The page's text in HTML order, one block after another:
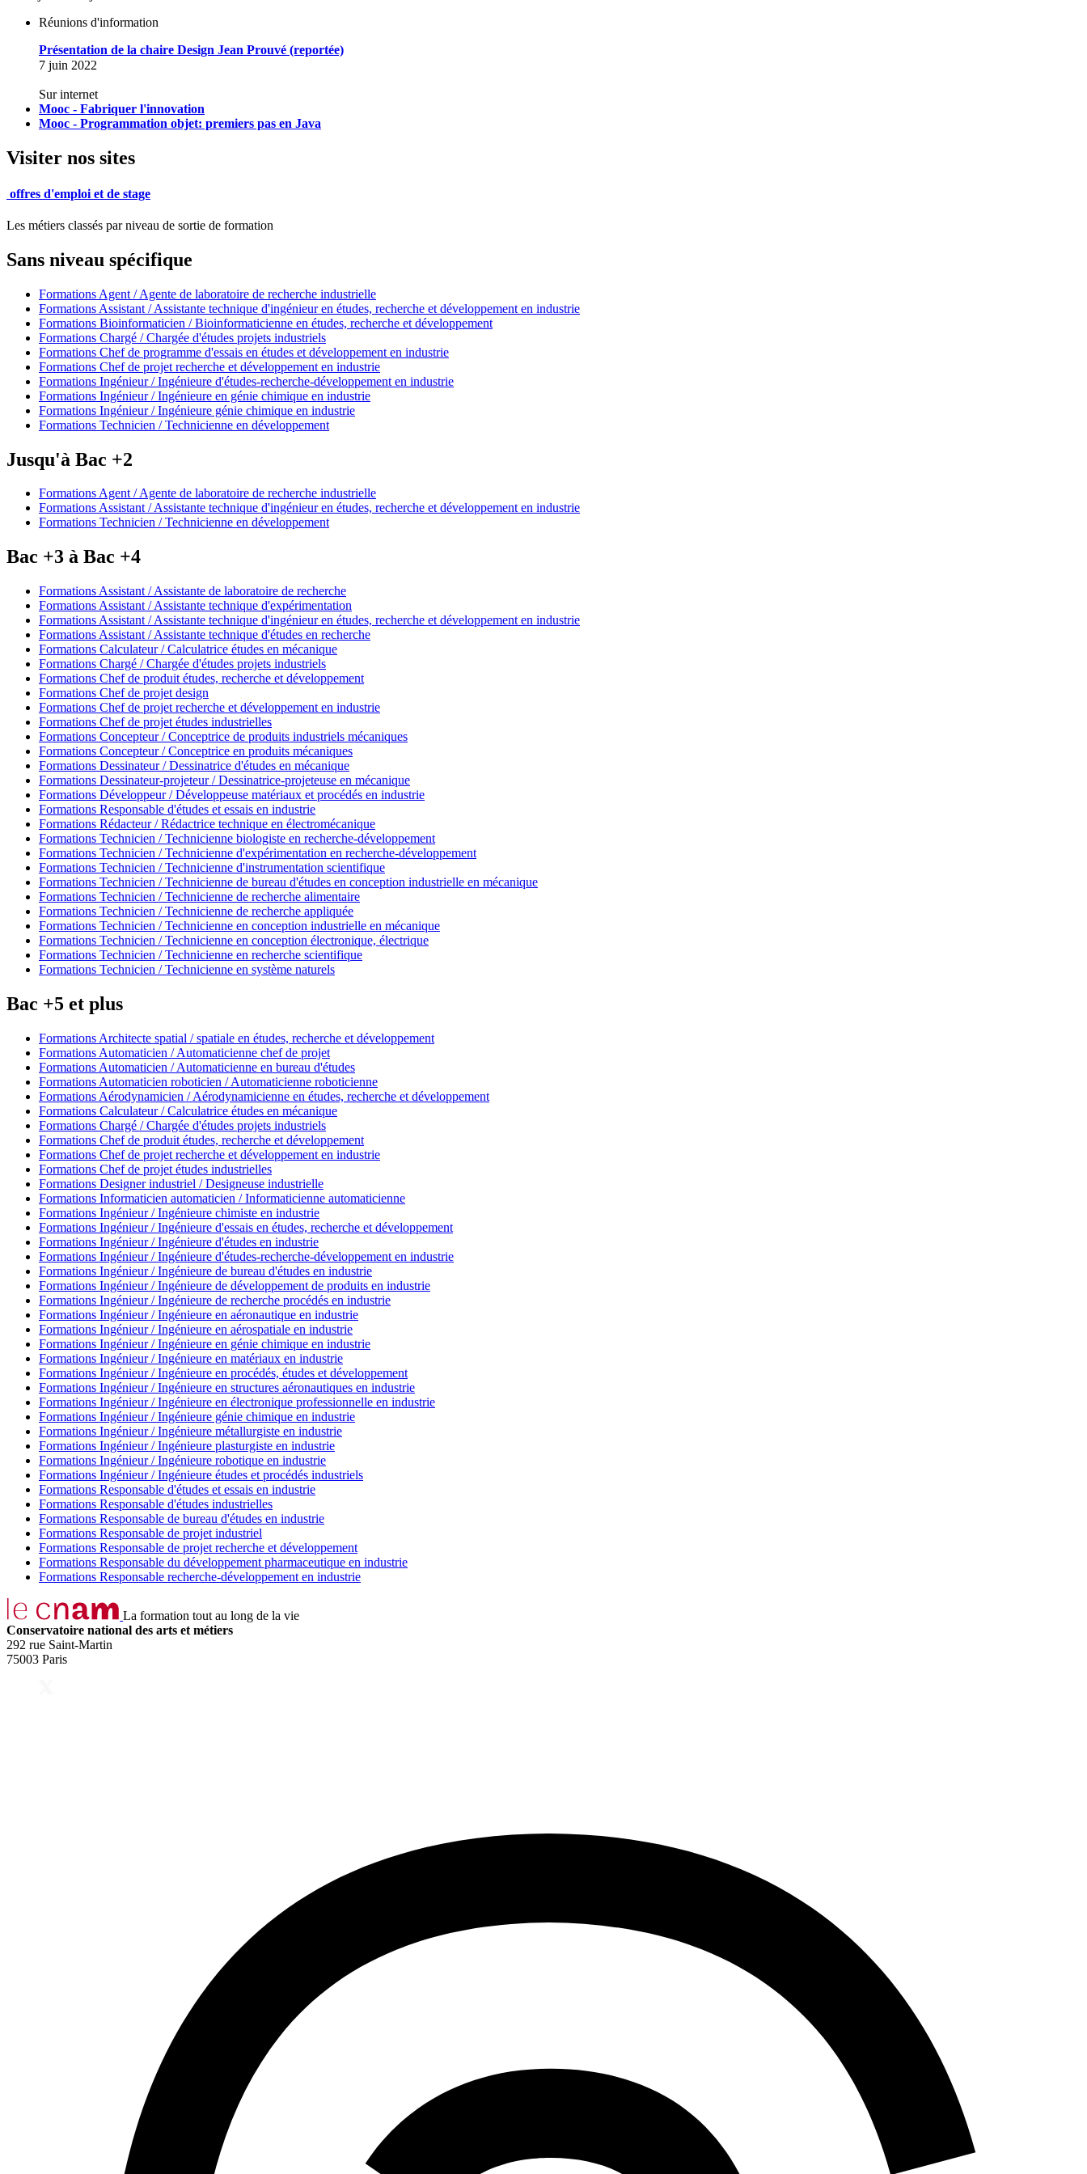
Réunions d'information
Présentation de la chaire Design Jean Prouvé (reportée)
7 juin 2022
Sur internet
Mooc - Fabriquer l'innovation
Mooc - Programmation objet: premiers pas en Java
Visiter nos sites
offres d'emploi et de stage
Les métiers classés par niveau de sortie de formation
Sans niveau spécifique
Formations Agent / Agente de laboratoire de recherche industrielle
Formations Assistant / Assistante technique d'ingénieur en études, recherche et développement en industrie
Formations Bioinformaticien / Bioinformaticienne en études, recherche et développement
Formations Chargé / Chargée d'études projets industriels
Formations Chef de programme d'essais en études et développement en industrie
Formations Chef de projet recherche et développement en industrie
Formations Ingénieur / Ingénieure d'études-recherche-développement en industrie
Formations Ingénieur / Ingénieure en génie chimique en industrie
Formations Ingénieur / Ingénieure génie chimique en industrie
Formations Technicien / Technicienne en développement
Jusqu'à Bac +2
Formations Agent / Agente de laboratoire de recherche industrielle
Formations Assistant / Assistante technique d'ingénieur en études, recherche et développement en industrie
Formations Technicien / Technicienne en développement
Bac +3 à Bac +4
Formations Assistant / Assistante de laboratoire de recherche
Formations Assistant / Assistante technique d'expérimentation
Formations Assistant / Assistante technique d'ingénieur en études, recherche et développement en industrie
Formations Assistant / Assistante technique d'études en recherche
Formations Calculateur / Calculatrice études en mécanique
Formations Chargé / Chargée d'études projets industriels
Formations Chef de produit études, recherche et développement
Formations Chef de projet design
Formations Chef de projet recherche et développement en industrie
Formations Chef de projet études industrielles
Formations Concepteur / Conceptrice de produits industriels mécaniques
Formations Concepteur / Conceptrice en produits mécaniques
Formations Dessinateur / Dessinatrice d'études en mécanique
Formations Dessinateur-projeteur / Dessinatrice-projeteuse en mécanique
Formations Développeur / Développeuse matériaux et procédés en industrie
Formations Responsable d'études et essais en industrie
Formations Rédacteur / Rédactrice technique en électromécanique
Formations Technicien / Technicienne biologiste en recherche-développement
Formations Technicien / Technicienne d'expérimentation en recherche-développement
Formations Technicien / Technicienne d'instrumentation scientifique
Formations Technicien / Technicienne de bureau d'études en conception industrielle en mécanique
Formations Technicien / Technicienne de recherche alimentaire
Formations Technicien / Technicienne de recherche appliquée
Formations Technicien / Technicienne en conception industrielle en mécanique
Formations Technicien / Technicienne en conception électronique, électrique
Formations Technicien / Technicienne en recherche scientifique
Formations Technicien / Technicienne en système naturels
Bac +5 et plus
Formations Architecte spatial / spatiale en études, recherche et développement
Formations Automaticien / Automaticienne chef de projet
Formations Automaticien / Automaticienne en bureau d'études
Formations Automaticien roboticien / Automaticienne roboticienne
Formations Aérodynamicien / Aérodynamicienne en études, recherche et développement
Formations Calculateur / Calculatrice études en mécanique
Formations Chargé / Chargée d'études projets industriels
Formations Chef de produit études, recherche et développement
Formations Chef de projet recherche et développement en industrie
Formations Chef de projet études industrielles
Formations Designer industriel / Designeuse industrielle
Formations Informaticien automaticien / Informaticienne automaticienne
Formations Ingénieur / Ingénieure chimiste en industrie
Formations Ingénieur / Ingénieure d'essais en études, recherche et développement
Formations Ingénieur / Ingénieure d'études en industrie
Formations Ingénieur / Ingénieure d'études-recherche-développement en industrie
Formations Ingénieur / Ingénieure de bureau d'études en industrie
Formations Ingénieur / Ingénieure de développement de produits en industrie
Formations Ingénieur / Ingénieure de recherche procédés en industrie
Formations Ingénieur / Ingénieure en aéronautique en industrie
Formations Ingénieur / Ingénieure en aérospatiale en industrie
Formations Ingénieur / Ingénieure en génie chimique en industrie
Formations Ingénieur / Ingénieure en matériaux en industrie
Formations Ingénieur / Ingénieure en procédés, études et développement
Formations Ingénieur / Ingénieure en structures aéronautiques en industrie
Formations Ingénieur / Ingénieure en électronique professionnelle en industrie
Formations Ingénieur / Ingénieure génie chimique en industrie
Formations Ingénieur / Ingénieure métallurgiste en industrie
Formations Ingénieur / Ingénieure plasturgiste en industrie
Formations Ingénieur / Ingénieure robotique en industrie
Formations Ingénieur / Ingénieure études et procédés industriels
Formations Responsable d'études et essais en industrie
Formations Responsable d'études industrielles
Formations Responsable de bureau d'études en industrie
Formations Responsable de projet industriel
Formations Responsable de projet recherche et développement
Formations Responsable du développement pharmaceutique en industrie
Formations Responsable recherche-développement en industrie
La formation tout au long de la vie
Conservatoire national des arts et métiers
292 rue Saint-Martin
75003 Paris